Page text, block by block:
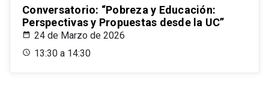
Conversatorio: “Pobreza y Educación:
Perspectivas y Propuestas desde la UC”
24 de Marzo de 2026
13:30 a 14:30